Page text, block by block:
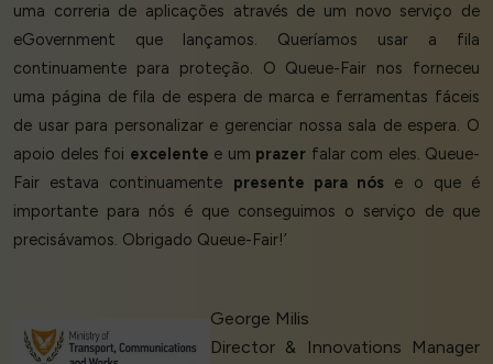
uma correria de aplicações através de um novo serviço de
eGovernment que lançamos. Queríamos usar a fila
continuamente para proteção. O Queue-Fair nos forneceu
uma página de fila de espera de marca e ferramentas fáceis
de usar para personalizar e gerenciar nossa sala de espera. O
apoio deles foi excelente e um prazer falar com eles. Queue-
Fair estava continuamente presente para nós e o que é
importante para nós é que conseguimos o serviço de que
precisávamos. Obrigado Queue-Fair!’
George Milis
Director & Innovations Manager